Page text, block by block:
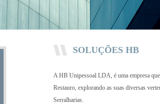
SOLUÇÕES HB
A HB Unipessoal LDA, é uma empresa
Restauro, explorando as suas diversas
Serralharias.